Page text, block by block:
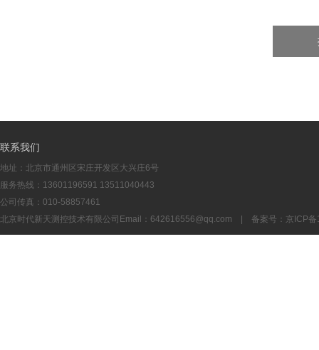
联系我们
地址：北京市通州区宋庄开发区大兴庄6号
服务热线：13601196591 13511040443
公司传真：010-58857461
北京时代新天测控技术有限公司Email： 642616556@qq.com | 备案号： 京ICP